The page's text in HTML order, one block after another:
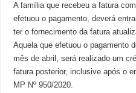
A família que recebeu a fatura
efetuou o pagamento, deverá
ter o fornecimento da fatura
Aquela que efetuou o pagamento
mês de abril, será realizado um
fatura posterior, inclusive após o
MP Nº 950/2020.